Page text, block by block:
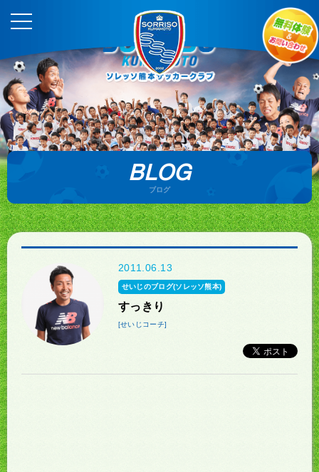
BLOG
ブログ
2011.06.13
せいじのブログ(ソレッソ熊本)
すっきり
[せいじコーチ]